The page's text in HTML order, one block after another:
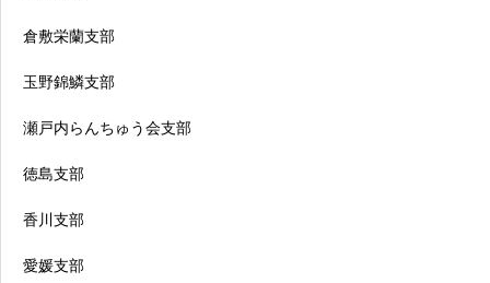
倉敷栄蘭支部
玉野錦鱗支部
瀬戸内らんちゅう会支部
徳島支部
香川支部
愛媛支部